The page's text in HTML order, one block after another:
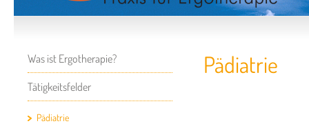
Was ist Ergotherapie?
Tätigkeitsfelder
Pädiatrie
Pädiatrie